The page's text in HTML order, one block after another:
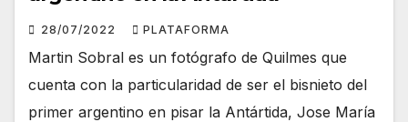
28/07/2022 PLATAFORMA
Martin Sobral es un fotógrafo de Quilmes que
cuenta con la particularidad de ser el bisnieto del
primer argentino en pisar la Antártida, Jose María